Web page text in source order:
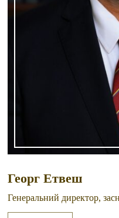
Георг Етвеш
Генеральний директор,